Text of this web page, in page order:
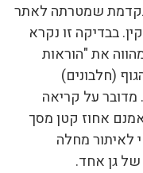
שמטרתה לאתר
בבדיקה זו נקרא
את "הוראות
(חלבונים)
על קריאה
אחוז קטן מסך
לאיתור מחלה
של גן אחד.